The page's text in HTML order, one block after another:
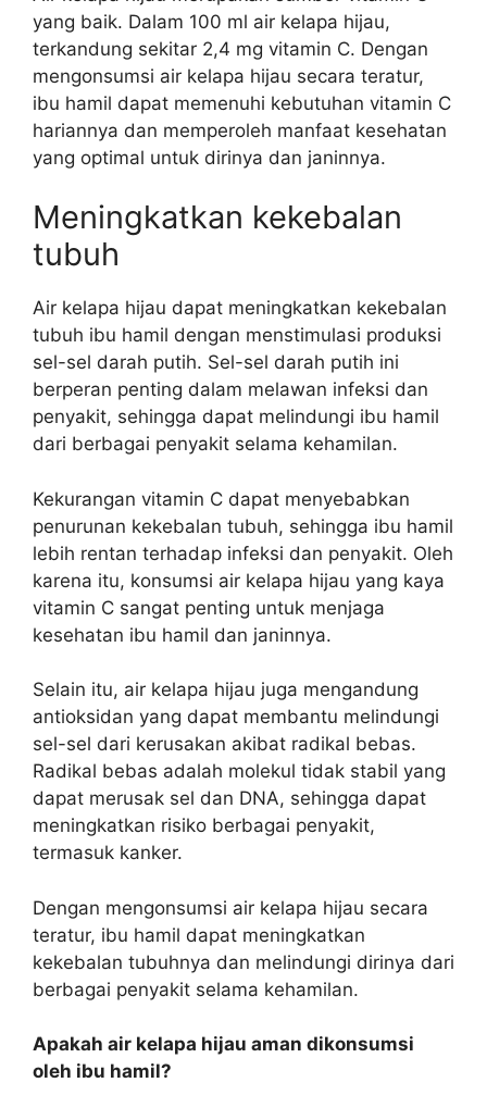
yang baik. Dalam 100 ml air kelapa hijau,
terkandung sekitar 2,4 mg vitamin C. Dengan
mengonsumsi air kelapa hijau secara teratur,
ibu hamil dapat memenuhi kebutuhan vitamin C
hariannya dan memperoleh manfaat kesehatan
yang optimal untuk dirinya dan janinnya.
Meningkatkan kekebalan
tubuh
Air kelapa hijau dapat meningkatkan kekebalan
tubuh ibu hamil dengan menstimulasi produksi
sel-sel darah putih. Sel-sel darah putih ini
berperan penting dalam melawan infeksi dan
penyakit, sehingga dapat melindungi ibu hamil
dari berbagai penyakit selama kehamilan.
Kekurangan vitamin C dapat menyebabkan
penurunan kekebalan tubuh, sehingga ibu hamil
lebih rentan terhadap infeksi dan penyakit. Oleh
karena itu, konsumsi air kelapa hijau yang kaya
vitamin C sangat penting untuk menjaga
kesehatan ibu hamil dan janinnya.
Selain itu, air kelapa hijau juga mengandung
antioksidan yang dapat membantu melindungi
sel-sel dari kerusakan akibat radikal bebas.
Radikal bebas adalah molekul tidak stabil yang
dapat merusak sel dan DNA, sehingga dapat
meningkatkan risiko berbagai penyakit,
termasuk kanker.
Dengan mengonsumsi air kelapa hijau secara
teratur, ibu hamil dapat meningkatkan
kekebalan tubuhnya dan melindungi dirinya dari
berbagai penyakit selama kehamilan.
Apakah air kelapa hijau aman dikonsumsi
oleh ibu hamil?